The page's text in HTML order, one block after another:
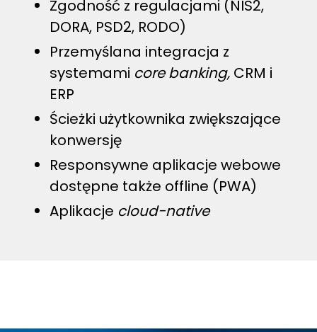
Zgodność z regulacjami (NIS2,
DORA, PSD2, RODO)
Przemyślana integracja z
systemami core banking, CRM i
ERP
Ścieżki użytkownika zwiększające
konwersję
Responsywne aplikacje webowe
dostępne także offline (PWA)
Aplikacje cloud-native